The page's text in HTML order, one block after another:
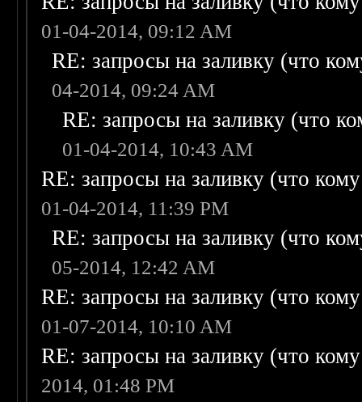
01-04-2014, 09:12 AM
RE: запросы на заливку (что
04-2014, 09:24 AM
RE: запросы на заливку (что
01-04-2014, 10:43 AM
RE: запросы на заливку (что
01-04-2014, 11:39 PM
RE: запросы на заливку (что
05-2014, 12:42 AM
RE: запросы на заливку (что
01-07-2014, 10:10 AM
RE: запросы на заливку (что
2014, 01:48 PM